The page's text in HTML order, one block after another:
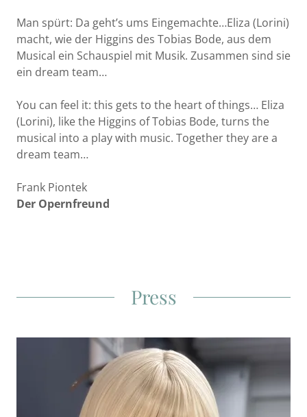
Man spürt: Da geht’s ums Eingemachte…Eliza (Lorini)
macht, wie der Higgins des Tobias Bode, aus dem
Musical ein Schauspiel mit Musik. Zusammen sind sie
ein dream team…
You can feel it: this gets to the heart of things… Eliza
(Lorini), like the Higgins of Tobias Bode, turns the
musical into a play with music. Together they are a
dream team…
Frank Piontek
Der Opernfreund
Press